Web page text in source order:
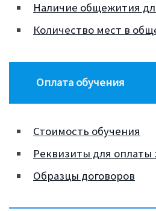
Наличие общежития
Количество мест в
Оплата обучения
Стоимость обучения
Реквизиты для оплаты
Образцы договоров